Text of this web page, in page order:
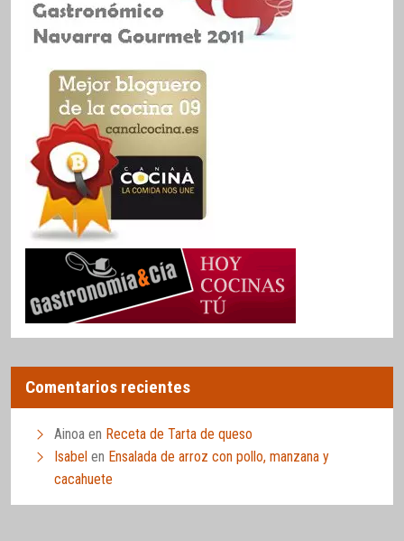
Comentarios recientes
Ainoa en Receta de Tarta de queso
Isabel en Ensalada de arroz con pollo, manzana y
cacahuete